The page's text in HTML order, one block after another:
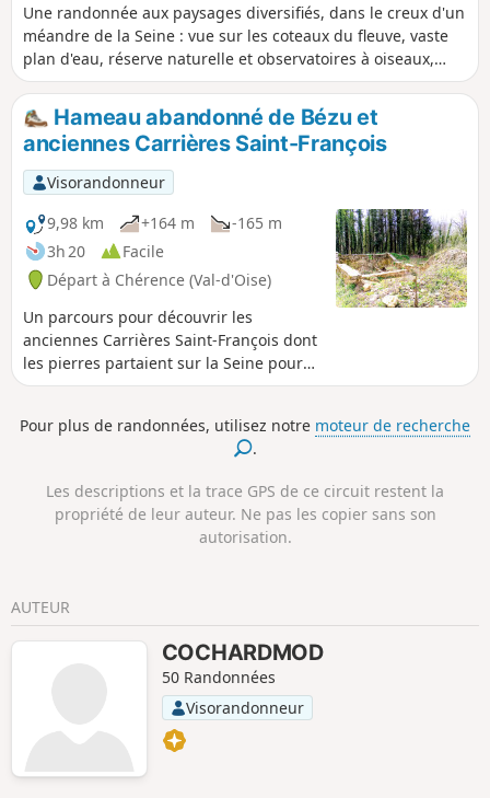
Une randonnée aux paysages diversifiés, dans le creux d'un
méandre de la Seine : vue sur les coteaux du fleuve, vaste
plan d'eau, réserve naturelle et observatoires à oiseaux,
plaine cultivée et, pour finir, agréable cheminement dans le
Bois de la Garenne.
Hameau abandonné de Bézu et
anciennes Carrières Saint-François
Visorandonneur
9,98 km
+164 m
-165 m
3h 20
Facile
Départ à Chérence (Val-d'Oise)
Un parcours pour découvrir les
anciennes Carrières Saint-François dont
les pierres partaient sur la Seine pour
construire les monuments parisiens et
la fin de leur exploitation. Le circuit
traverse d'abord la Forêt de la Roche-
la vallée de l'Epte. La fin de cette
randonnée permet de musarder dans
les rues du village typique de Chérence.
Pour plus de randonnées, utilisez notre moteur de recherche
.
Les descriptions et la trace GPS de ce circuit restent la
propriété de leur auteur. Ne pas les copier sans son
autorisation.
AUTEUR
COCHARDMOD
50 Randonnées
Visorandonneur